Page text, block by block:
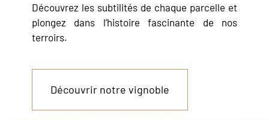
Découvrez les subtilités de chaque parcelle et
plongez dans l’histoire fascinante de nos
terroirs.
Découvrir notre vignoble